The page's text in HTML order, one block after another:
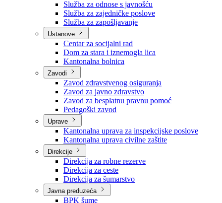
Službe
Služba za odnose s javnošću
Služba za zajedničke poslove
Služba za zapošljavanje
Ustanove
Centar za socijalni rad
Dom za stara i iznemogla lica
Kantonalna bolnica
Zavodi
Zavod zdravstvenog osiguranja
Zavod za javno zdravstvo
Zavod za besplatnu pravnu pomoć
Pedagoški zavod
Uprave
Kantonalna uprava za inspekcijske poslove
Kantonalna uprava civilne zaštite
Direkcije
Direkcija za robne rezerve
Direkcija za ceste